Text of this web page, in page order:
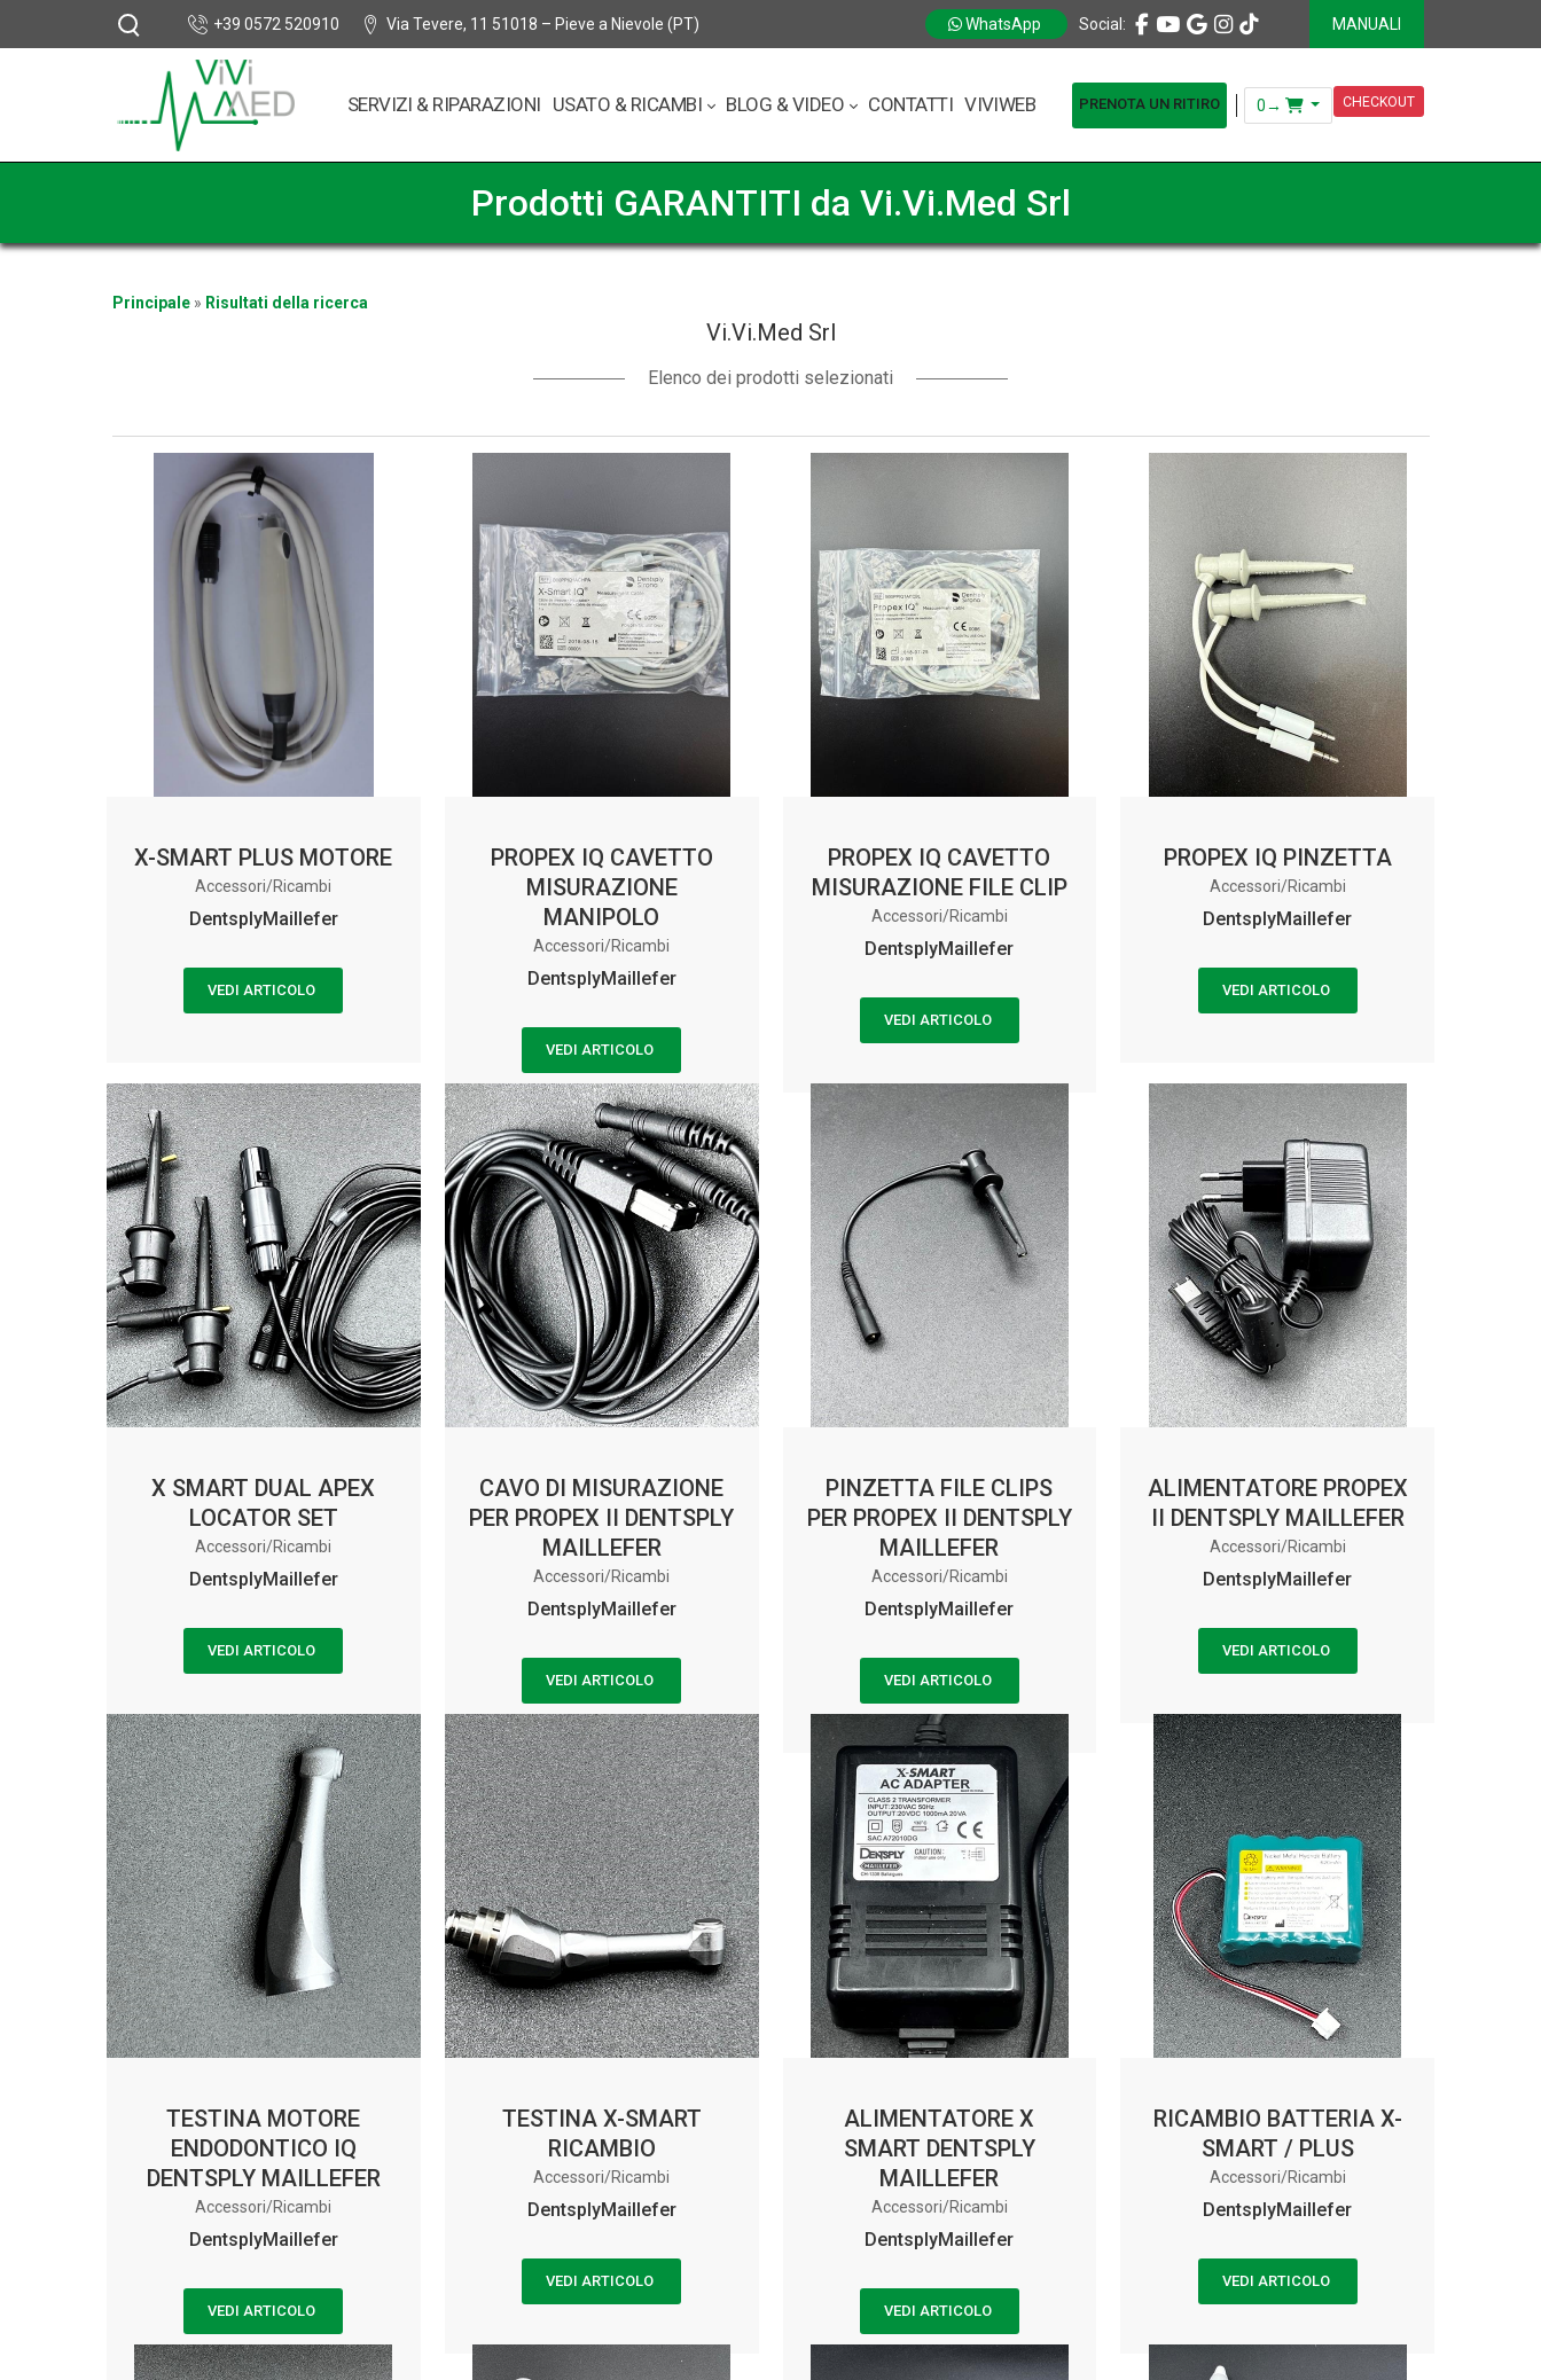
+39 0572 520910 Via Tevere, 11 51018 – Pieve a Nievole (PT) WhatsApp Social: MANUALI
SERVIZI & RIPARAZIONI USATO & RICAMBI BLOG & VIDEO CONTATTI VIVIWEB PRENOTA UN RITIRO 0→ CHECKOUT
Prodotti GARANTITI da Vi.Vi.Med Srl
Principale» Risultati della ricerca
Vi.Vi.Med Srl
Elenco dei prodotti selezionati
X-SMART PLUS MOTORE
Accessori/Ricambi
DentsplyMaillefer
VEDI ARTICOLO
PROPEX IQ CAVETTO
MISURAZIONE
MANIPOLO
Accessori/Ricambi
DentsplyMaillefer
VEDI ARTICOLO
PROPEX IQ CAVETTO
MISURAZIONE FILE CLIP
Accessori/Ricambi
DentsplyMaillefer
VEDI ARTICOLO
PROPEX IQ PINZETTA
Accessori/Ricambi
DentsplyMaillefer
VEDI ARTICOLO
X SMART DUAL APEX
LOCATOR SET
Accessori/Ricambi
DentsplyMaillefer
VEDI ARTICOLO
CAVO DI MISURAZIONE
PER PROPEX II DENTSPLY
MAILLEFER
Accessori/Ricambi
DentsplyMaillefer
VEDI ARTICOLO
PINZETTA FILE CLIPS
PER PROPEX II DENTSPLY
MAILLEFER
Accessori/Ricambi
DentsplyMaillefer
VEDI ARTICOLO
ALIMENTATORE PROPEX
II DENTSPLY MAILLEFER
Accessori/Ricambi
DentsplyMaillefer
VEDI ARTICOLO
TESTINA MOTORE
ENDODONTICO IQ
DENTSPLY MAILLEFER
Accessori/Ricambi
DentsplyMaillefer
VEDI ARTICOLO
TESTINA X-SMART
RICAMBIO
Accessori/Ricambi
DentsplyMaillefer
VEDI ARTICOLO
ALIMENTATORE X
SMART DENTSPLY
MAILLEFER
Accessori/Ricambi
DentsplyMaillefer
VEDI ARTICOLO
RICAMBIO BATTERIA X-
SMART / PLUS
Accessori/Ricambi
DentsplyMaillefer
VEDI ARTICOLO